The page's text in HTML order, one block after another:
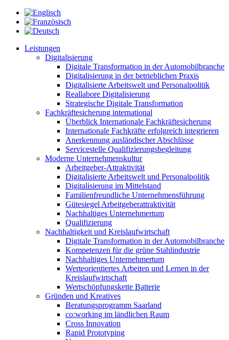
Leistungen
Digitalisierung
Digitale Transformation in der Automobilbranche
Digitalisierung in der betrieblichen Praxis
Digitalisierte Arbeitswelt und Personalpolitik
Reallabore Digitalisierung
Strategische Digitale Transformation
Fachkräftesicherung international
Überblick Internationale Fachkräftesicherung
Internationale Fachkräfte erfolgreich integrieren
Anerkennung ausländischer Abschlüsse
Servicestelle Qualifizierungsbegleitung
Moderne Unternehmenskultur
Arbeitgeber-Attraktivität
Digitalisierte Arbeitswelt und Personalpolitik
Digitalisierung im Mittelstand
Familienfreundliche Unternehmensführung
Gütesiegel Arbeitgeberattraktivität
Nachhaltiges Unternehmertum
Qualifizierung
Nachhaltigkeit und Kreislaufwirtschaft
Digitale Transformation in der Automobilbranche
Kompetenzen für die grüne Stahlindustrie
Nachhaltiges Unternehmertum
Werteorientiertes Arbeiten und Lernen in der
Kreislaufwirtschaft
Wertschöpfungskette Batterie
Gründen und Kreatives
Beratungsprogramm Saarland
co:working im ländlichen Raum
Cross Innovation
Rapid Prototyping